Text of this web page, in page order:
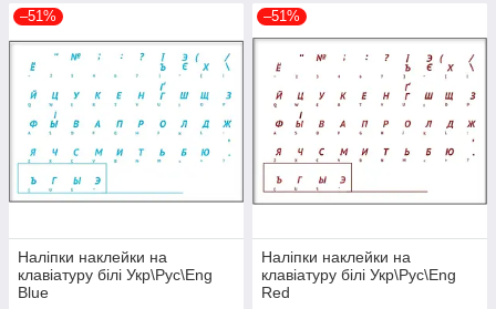
–51%
Наліпки наклейки на
клавіатуру білі Укр\Рус\Eng
Blue
–51%
Наліпки наклейки на
клавіатуру білі Укр\Рус\Eng
Red